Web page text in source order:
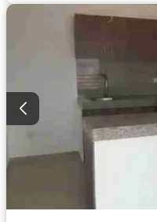
Garita de guardianía